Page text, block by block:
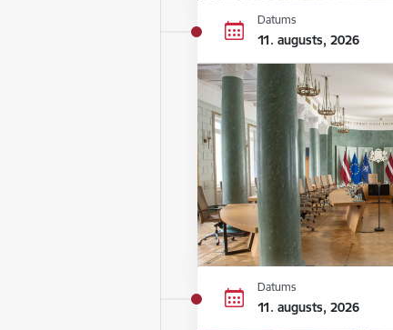
Datums
11. augusts, 2026
Datums
11. augusts, 2026